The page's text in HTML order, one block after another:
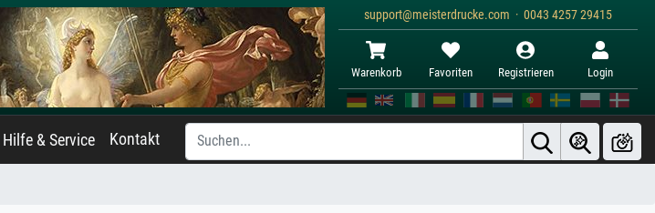
support@meisterdrucke.com · 0043 4257 29415
Warenkorb Favoriten Registrieren Login
Hilfe & Service Kontakt